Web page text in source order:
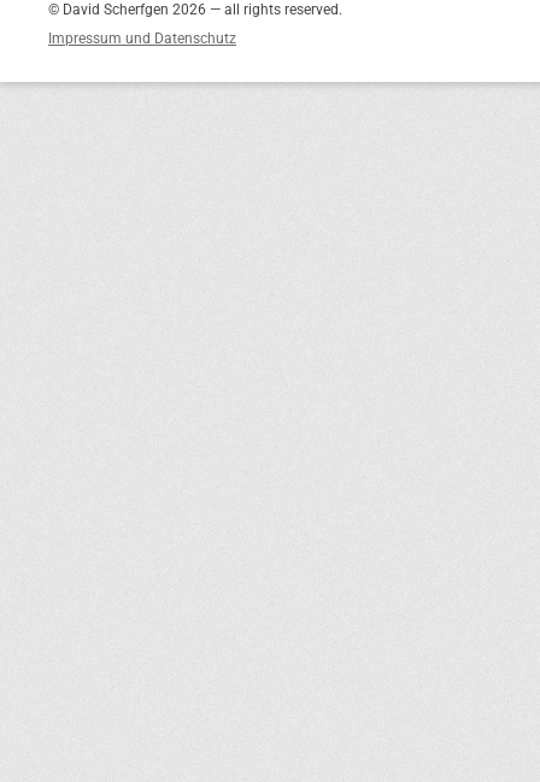
© David Scherfgen 2026 — all rights reserved.
Impressum und Datenschutz